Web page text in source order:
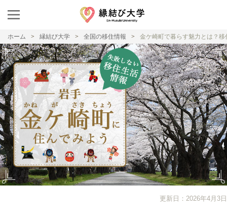
ホーム 縁結び大学 全国の移住情報 金ケ崎町で暮らす魅力とは？
更新日：2026年4月3日